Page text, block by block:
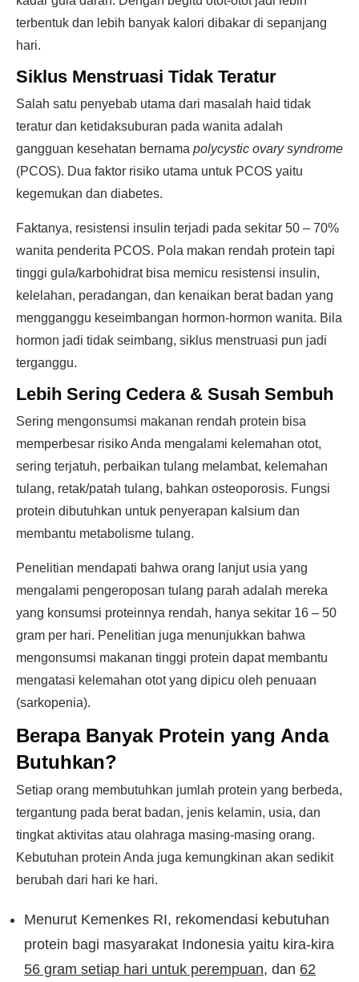
terbentuk dan lebih banyak kalori dibakar di sepanjang
hari.
Siklus Menstruasi Tidak Teratur
Salah satu penyebab utama dari masalah haid tidak
teratur dan ketidaksuburan pada wanita adalah
gangguan kesehatan bernama polycystic ovary syndrome
(PCOS). Dua faktor risiko utama untuk PCOS yaitu
kegemukan dan diabetes.
Faktanya, resistensi insulin terjadi pada sekitar 50 – 70%
wanita penderita PCOS. Pola makan rendah protein tapi
tinggi gula/karbohidrat bisa memicu resistensi insulin,
kelelahan, peradangan, dan kenaikan berat badan yang
mengganggu keseimbangan hormon-hormon wanita. Bila
hormon jadi tidak seimbang, siklus menstruasi pun jadi
terganggu.
Lebih Sering Cedera & Susah Sembuh
Sering mengonsumsi makanan rendah protein bisa
memperbesar risiko Anda mengalami kelemahan otot,
sering terjatuh, perbaikan tulang melambat, kelemahan
tulang, retak/patah tulang, bahkan osteoporosis. Fungsi
protein dibutuhkan untuk penyerapan kalsium dan
membantu metabolisme tulang.
Penelitian mendapati bahwa orang lanjut usia yang
mengalami pengeroposan tulang parah adalah mereka
yang konsumsi proteinnya rendah, hanya sekitar 16 – 50
gram per hari. Penelitian juga menunjukkan bahwa
mengonsumsi makanan tinggi protein dapat membantu
mengatasi kelemahan otot yang dipicu oleh penuaan
(sarkopenia).
Berapa Banyak Protein yang Anda
Butuhkan?
Setiap orang membutuhkan jumlah protein yang berbeda,
tergantung pada berat badan, jenis kelamin, usia, dan
tingkat aktivitas atau olahraga masing-masing orang.
Kebutuhan protein Anda juga kemungkinan akan sedikit
berubah dari hari ke hari.
Menurut Kemenkes RI, rekomendasi kebutuhan
protein bagi masyarakat Indonesia yaitu kira-kira
56 gram setiap hari untuk perempuan, dan 62